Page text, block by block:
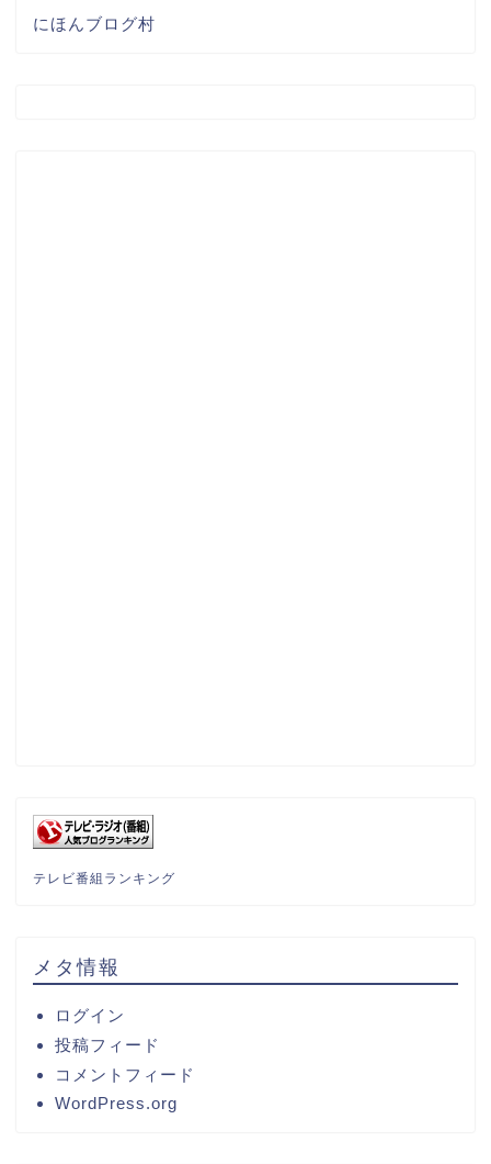
にほんブログ村
テレビ番組ランキング
メタ情報
ログイン
投稿フィード
コメントフィード
WordPress.org